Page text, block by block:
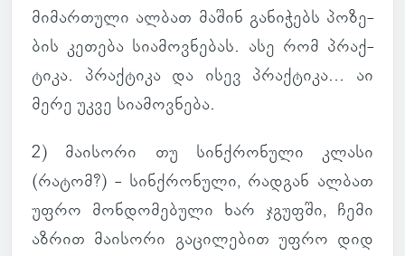
მი­მარ­თული ალბათ მაშინ გა­ნი­ჭებს პო­ზე­
ბის კე­თება სი­ა­მოვ­ნე­ბას. ასე რომ პრაქ­
ტიკა. პრაქ­ტიკა და ისევ პრაქ­ტიკა... აი
მერე უკვე სი­ა­მოვ­ნება.
2) მა­ი­სორი თუ სინ­ქრო­ნული კლასი
(რატომ?) - სინ­ქრო­ნული, რად­გან ალბათ
უფრო მონ­დო­მე­ბული ხარ ჯგუფში, ჩემი
აზრით მა­ი­სორი გა­ცი­ლე­ბით უფრო დიდ